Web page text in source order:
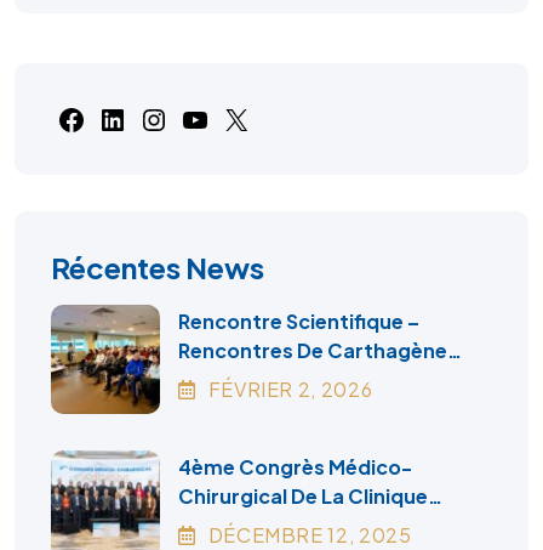
Récentes News
Rencontre Scientifique –
Rencontres De Carthagène
2026FÉVRIER 2, 2026
4ème Congrès Médico-
Chirurgical De La Clinique
Carthagène
DÉCEMBRE12, 2025